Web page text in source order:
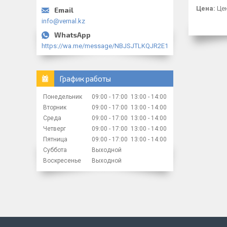
Цена:
info@vernal.kz
https://wa.me/message/NBJSJTLKQJR2E1
График работы
Понедельник 09:00 17:00 13:00
14:00
Вторник
09:00 17:00 13:00
14:00
Среда
09:00 17:00 13:00
14:00
Четверг
09:00 17:00 13:00
14:00
Пятница
09:00 17:00 13:00
14:00
Суббота
Выходной
Воскресенье
Выходной